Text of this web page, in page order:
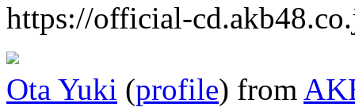
https://official-
Ota Yuki (profile) from